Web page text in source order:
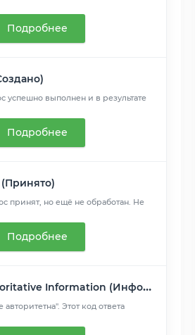
Подробнее
успешно выполнен и в результате
Подробнее
принят, но ещё не обработан. Не
Подробнее
203 - Non-Authoritative Information (Информация не авторитетна)
Этот код ответа